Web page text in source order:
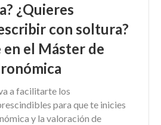
¿Quieres
con soltura?
el Máster de
a facilitarte los
para que te inicies
y la valoración de